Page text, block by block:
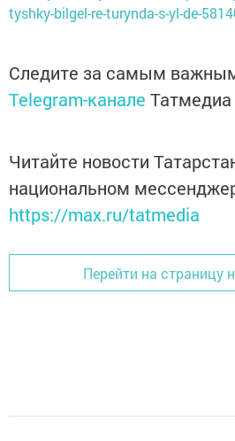
tyshky-bilgel-re-turynda-s-yl-de-
Следите за самым
Telegram-канале Татмедиа
Читайте новости
национальном
https://max.ru/tatmedia
Перейти на страницу